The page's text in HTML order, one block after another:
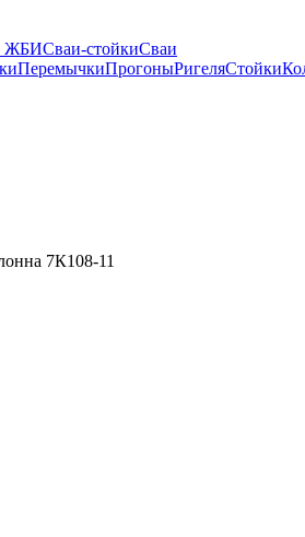
ЖБИСваи-стойкиСваи
ПеремычкиПрогоныРигеляСтойки
7К108-11